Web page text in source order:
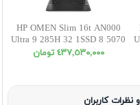
HP OMEN Slim 16t AN000
Ultra 9 285H 32 1SSD 8 5070
٤٣٧,٥٣٠,٠٠٠ تومان
نظرات کاربران